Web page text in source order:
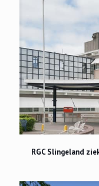
RGC
RGC Slingeland